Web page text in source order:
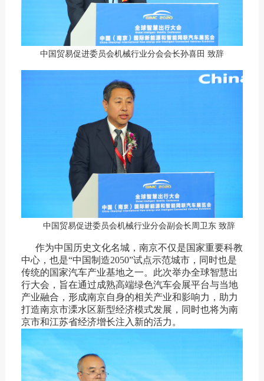
中国贸易促进委员会机械行业分会会长孙喜田 致辞
中国贸易促进委员会机械行业分会副会长周卫东 致辞
作为中国历史文化名城，南京不仅是国家重要科教
中心，也是“中国制造2050”试点示范城市，同时也是
传统的国家汽车产业基地之一。此次举办全球智慧出
行大会，旨在通过成熟高端绿色汽车会展平台与当地
产业融合，形成南京自身的相关产业和影响力，助力
打造南京市溧水区新型经济模式发展，同时也将为南
京市和江苏省经济增长注入新的活力。